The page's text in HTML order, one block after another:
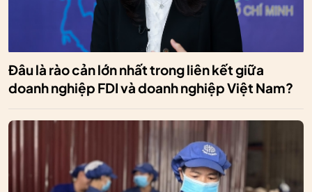
Đâu là rào cản lớn nhất trong liên kết giữa
doanh nghiệp FDI và doanh nghiệp Việt Nam?